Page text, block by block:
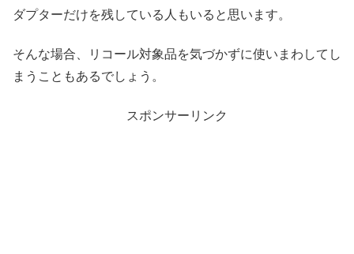
ダプターだけを残している人もいると思います。
そんな場合、リコール対象品を気づかずに使いまわしてし
まうこともあるでしょう。
スポンサーリンク